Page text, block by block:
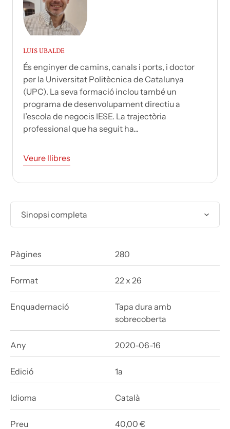
LUIS UBALDE
És enginyer de camins, canals i ports, i doctor
per la Universitat Politècnica de Catalunya
(UPC). La seva formació inclou també un
programa de desenvolupament directiu a
l’escola de negocis IESE. La trajectòria
professional que ha seguit ha...
Veure llibres
Sinopsi completa
Pàgines 280
Format 22 x 26
Enquadernació
Tapa dura amb
sobrecoberta
Any 2020-06-16
Edició 1a
Idioma Català
Preu 40,00 €